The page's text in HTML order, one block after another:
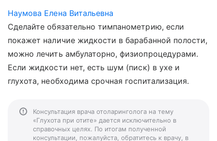
Наумова Елена Витальевна
Сделайте обязательно тимпанометрию, если
покажет наличие жидкости в барабанной полости,
можно лечить амбулаторно, физиопроцедурами.
Если жидкости нет, есть шум (писк) в ухе и
глухота, необходима срочная госпитализация.
Консультация врача отоларинголога на тему
«Глухота при отите» дается исключительно в
справочных целях. По итогам полученной
консультации, пожалуйста, обратитесь к врачу, в